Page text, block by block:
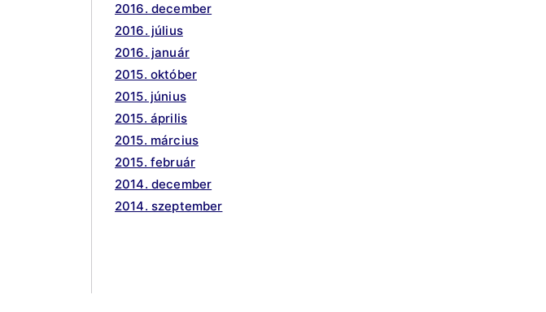
2016. december
2016. július
2016. január
2015. október
2015. június
2015. április
2015. március
2015. február
2014. december
2014. szeptember